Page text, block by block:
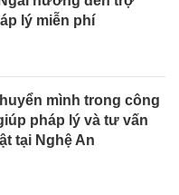
lý miễn phí
mình trong công
pháp lý và tư vấn
tại Nghệ An